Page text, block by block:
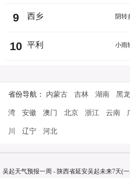
9 西乡 阴转
10 平利 小雨
省份导航： 内蒙古 吉林 湖南 黑
湾 安徽 澳门 北京 浙江 云南
川 辽宁 河北
吴起天气预报一周 - 陕西省延安吴起未来7天(